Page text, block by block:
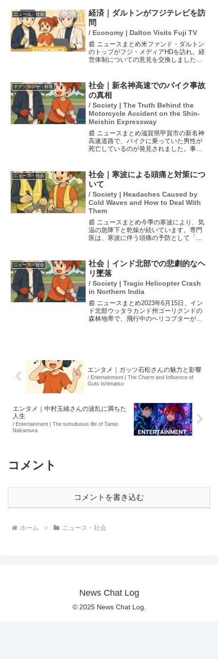
帯の設置を進める方針です。また、小泉
防衛相は自衛隊による...
ニュース・社会
経済｜ダルトンがフジテレビを訪
問
/ Economy | Dalton Visits Fuji TV
📰 ニュースまとめ米ファンド・ダルトン
のトップがフジ・メディアHDを訪れ、経
営体制についての意見を交換しました。
これに対して「遺憾」とのコメントを発
表しました。この訪問...
テクノロジー・科学
社会｜新名神高速でのバイク事故
の真相
/ Society | The Truth Behind the
Motorcycle Accident on the Shin-
Meishin Expressway
📰 ニュースまとめ滋賀県甲賀市の新名神
高速道路で、バイクに乗っていた男性が
死亡しているのが発見されました。事故
入れて捜査を進めています。事故の詳細
はまだ不明ですが、運転...
ニュース・社会
社会｜寒波による頭痛と対策につ
いて
/ Society | Headaches Caused by
Cold Waves and How to Deal With
Them
📰 ニュースまとめ今季の寒波により、気
温の急降下と乾燥が続いています。専門
医は、寒波に伴う頭痛の予防として「耳
時計のズレも影響を与えるとのことで
す。日常生活に支障をきたす...
ニュース・社会
社会｜インド北部での悲劇的なヘ
リ墜落
/ Society | Tragic Helicopter Crash
in Northern India
📰 ニュースまとめ2023年6月15日、イン
ド北部ウッタラカンド州ゴーリクンドの
森林地帯で、飛行中のヘリコプターが墜
エンタメ｜ガッツ石松さんの魅力と影響
/ Entertainment | The Charm and Influence of
Guts Ishimatsu
エンタメ｜中村玉緒さんの波乱に満ちた
人生
/ Entertainment | The tumultuous life of Tamio
Nakamura
コメント
コメントを書き込む
ホーム ニュース・社会
News Chat Log
© 2025 News Chat Log.